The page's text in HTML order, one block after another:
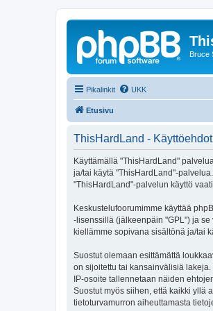
Bruce
Pikalinkit UKK
Etusivu
ThisHardLand - Käyttöehdot
Käyttämällä "ThisHardLand"
ja/tai käytä "ThisHardLand"-
"ThisHardLand"-palvelun käyttö
Keskustelufoorumimme käyttää
-lisenssillä (jälkeenpäin "GPL") ja
kiellämme sopivana sisältönä ja/tai
Suostut olemaan esittämättä
on sijoitettu tai kansainvälisiä
IP-osoite tallennetaan näiden
Suostut myös siihen, että kaikki yllä
tietoturvamurron aiheuttamasta